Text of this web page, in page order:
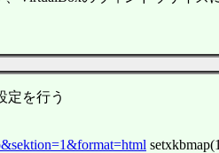
定を行う